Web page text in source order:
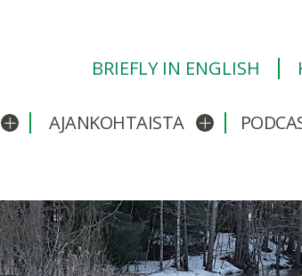
BRIEFLY IN ENGLISH
Avaa/sulje alavalikko
AJANKOHTAISTA Avaa/sulje